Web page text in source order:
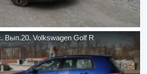
Наши тесты плюс. Вып.20. Volkswagen Golf R